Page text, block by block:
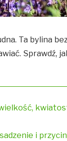
Ta bylina
Sprawdź,
i